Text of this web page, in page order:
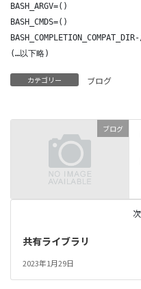
BASH_ARGV=()
BASH_CMDS=()
(…以下略)
カテゴリー ブログ
ブログ
共有ライブラリ
2023年1月29日